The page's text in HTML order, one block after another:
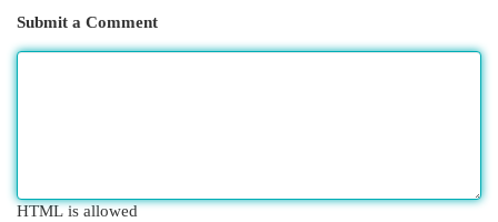
Submit a Comment
HTML is allowed